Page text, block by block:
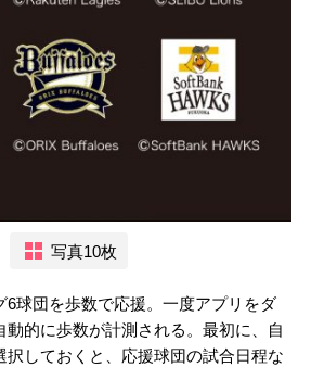
写真10枚
6球団を歩数で応援。一度アプリをダ
動的に歩数が計測される。最初に、自
択しておくと、応援球団の試合日程な